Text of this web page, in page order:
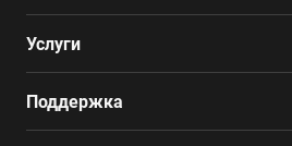
Услуги
Поддержка